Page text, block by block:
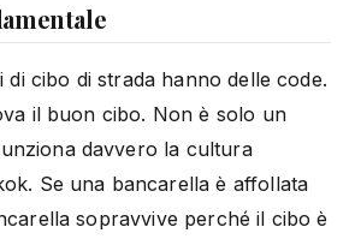
di cibo di strada hanno delle code.
il buon cibo. Non è solo un
davvero la cultura
Se una bancarella è affollata
sopravvive perché il cibo è